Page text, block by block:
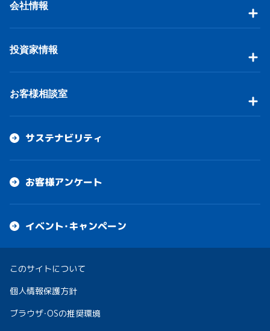
会社情報
投資家情報
お客様相談室
サステナビリティ
お客様アンケート
イベント・キャンペーン
このサイトについて
個人情報保護方針
ブラウザ・OSの推奨環境